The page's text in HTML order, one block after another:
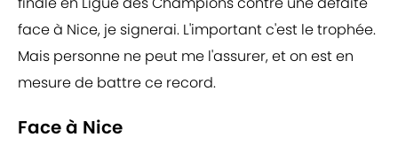
face à Nice, je signerai. L'important c'est le trophée.
Mais personne ne peut me l'assurer, et on est en
mesure de battre ce record.
Face à Nice